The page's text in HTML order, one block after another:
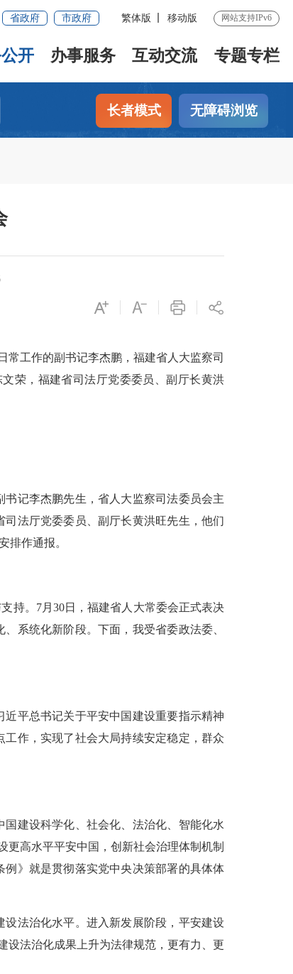
省政府 市政府 繁体版 移动版 网站支持IPv6
开 办事服务 互动交流 专题专栏
长者模式 无障碍浏览
工作的副书记李杰鹏，福建省人大监察司
荣，福建省司法厅党委委员、副厅长黄洪
记李杰鹏先生，省人大监察司法委员会主
法厅党委委员、副厅长黄洪旺先生，他们
排作通报。
持。7月30日，福建省人大常委会正式表决
系统化新阶段。下面，我受省委政法委、
平总书记关于平安中国建设重要指示精神
作，实现了社会大局持续安定稳定，群众
建设科学化、社会化、法治化、智能化水
更高水平平安中国，创新社会治理体制机制
》就是贯彻落实党中央决策部署的具体体
法治化水平。进入新发展阶段，平安建设
设法治化成果上升为法律规范，更有力、更